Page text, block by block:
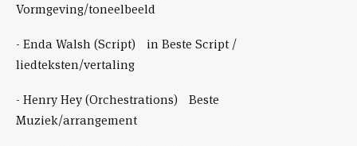
Vormgeving/toneelbeeld
- Enda Walsh (Script) in Beste Script /
liedteksten/vertaling
- Henry Hey (Orchestrations) Beste
Muziek/arrangement